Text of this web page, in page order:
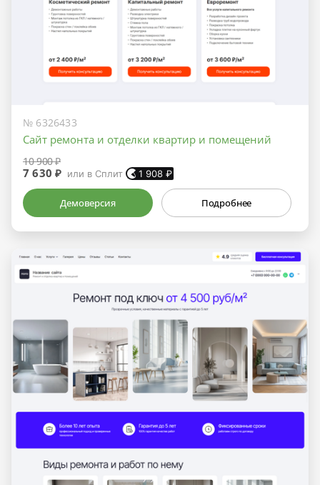
№ 6326433
Сайт ремонта и отделки квартир и помещений
10 900 ₽
7 630 ₽ или в Сплит 1 908 ₽
Демоверсия Подробнее